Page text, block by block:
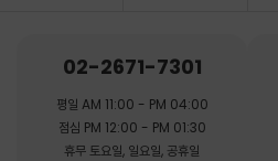
02-2671-7301
평일 AM 11:00 - PM 04:00
점심 PM 12:00 - PM 01:30
휴무 토요일, 일요일, 공휴일